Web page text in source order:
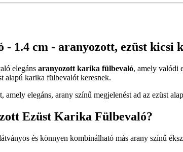
1.4 cm - aranyozott, ezüst kicsi
elegáns aranyozott karika fülbevaló, amely valódi
alapú karika fülbevalót keresnek.
elegáns, arany színű megjelenést ad az ezüst
Ezüst Karika Fülbevaló?
és könnyen kombinálható más arany színű